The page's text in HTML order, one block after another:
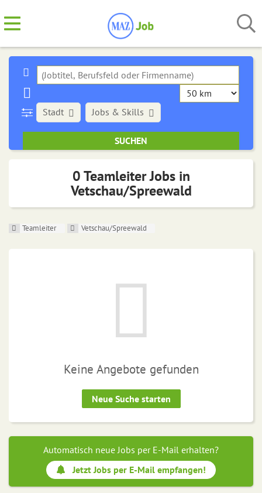
Stadt Jobs & Skills
0 Teamleiter Jobs in
Vetschau/Spreewald
Teamleiter Vetschau/Spreewald
Keine Angebote gefunden
Neue Suche starten
Automatisch neue Jobs per E-Mail erhalten?
Jetzt Jobs per E-Mail empfangen!